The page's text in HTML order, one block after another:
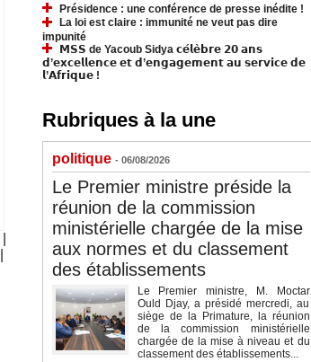
Présidence : une conférence de presse inédite !
La loi est claire : immunité ne veut pas dire
impunité
𝗠𝗦𝗦 de Yacoub Sidya 𝗰𝗲́𝗹𝗲̀𝗯𝗿𝗲 𝟮𝟬 𝗮𝗻𝘀
𝗱’𝗲𝘅𝗰𝗲𝗹𝗹𝗲𝗻𝗰𝗲 𝗲𝘁 𝗱’𝗲𝗻𝗴𝗮𝗴𝗲𝗺𝗲𝗻𝘁 𝗮𝘂 𝘀𝗲𝗿𝘃𝗶𝗰𝗲 𝗱𝗲
𝗹’𝗔𝗳𝗿𝗶𝗾𝘂𝗲 !
Rubriques à la une
politique - 06/08/2026
Le Premier ministre préside la
réunion de la commission
ministérielle chargée de la mise
aux normes et du classement
des établissements
Le Premier ministre, M. Moctar
Ould Djay, a présidé mercredi, au
siège de la Primature, la réunion
de la commission ministérielle
chargée de la mise à niveau et du
classement des établissements...